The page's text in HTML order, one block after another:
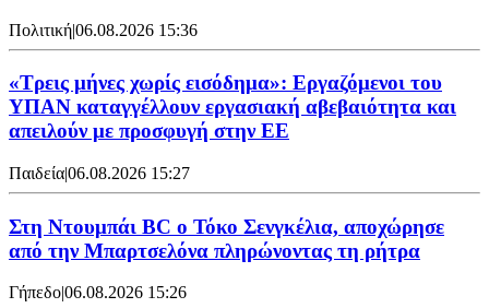
Πολιτική|06.08.2026 15:36
«Τρεις μήνες χωρίς εισόδημα»: Εργαζόμενοι του
ΥΠΑΝ καταγγέλλουν εργασιακή αβεβαιότητα και
απειλούν με προσφυγή στην ΕΕ
Παιδεία|06.08.2026 15:27
Στη Nτουμπάι BC ο Τόκο Σενγκέλια, αποχώρησε
από την Μπαρτσελόνα πληρώνοντας τη ρήτρα
Γήπεδο|06.08.2026 15:26